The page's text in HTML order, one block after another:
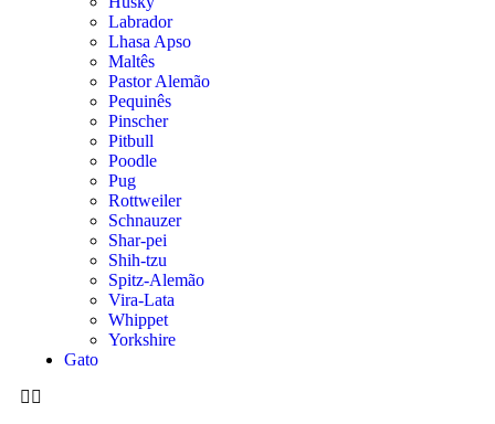
Labrador
Lhasa Apso
Maltês
Pastor Alemão
Pequinês
Pinscher
Pitbull
Poodle
Pug
Rottweiler
Schnauzer
Shar-pei
Shih-tzu
Spitz-Alemão
Vira-Lata
Whippet
Yorkshire
Gato